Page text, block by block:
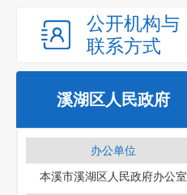
公开机构与
联系方式
溪湖区人民政府
办公单位
本溪市溪湖区人民政府办公室